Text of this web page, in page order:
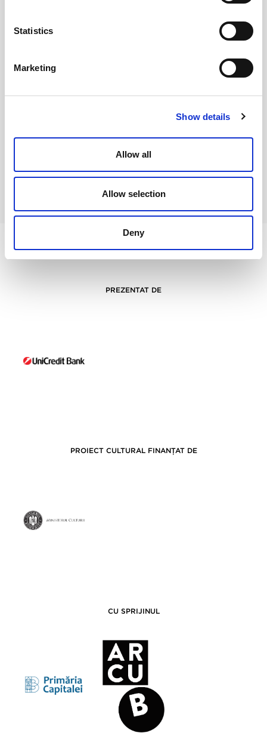
Statistics
Marketing
Show details
Allow all
Allow selection
Deny
PREZENTAT DE
PROIECT CULTURAL FINANȚAT DE
CU SPRIJINUL